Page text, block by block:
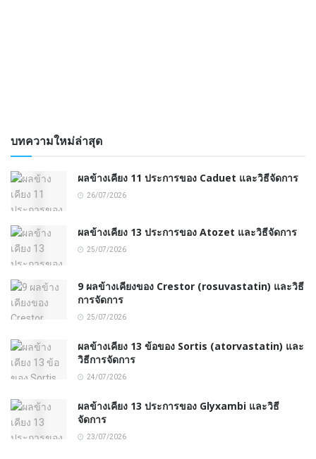
บทความใหม่ล่าสุด
ผลข้างเคียง 11 ประการของ Caduet และวิธีจัดการ
26/07/2026
ผลข้างเคียง 13 ประการของ Atozet และวิธีจัดการ
25/07/2026
9 ผลข้างเคียงของ Crestor (rosuvastatin) และวิธี
การจัดการ
25/07/2026
ผลข้างเคียง 13 ข้อของ Sortis (atorvastatin) และ
วิธีการจัดการ
24/07/2026
ผลข้างเคียง 13 ประการของ Glyxambi และวิธี
จัดการ
23/07/2026